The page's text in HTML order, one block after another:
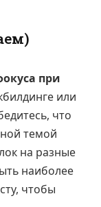
при
или
что
темой
на разные
наиболее
чтобы